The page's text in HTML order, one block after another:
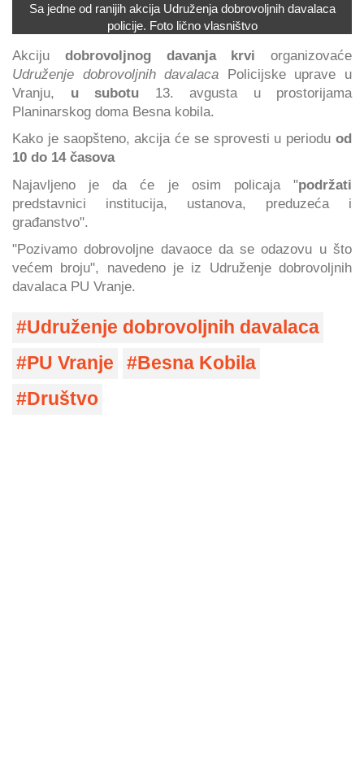
Sa jedne od ranijih akcija Udruženja dobrovoljnih davalaca
policije. Foto lično vlasništvo
Akciju dobrovoljnog davanja krvi organizovaće
Udruženje dobrovoljnih davalaca Policijske uprave u
Vranju, u subotu 13. avgusta u prostorijama
Planinarskog doma Besna kobila.
Kako je saopšteno, akcija će se sprovesti u periodu od
10 do 14 časova
Najavljeno je da će je osim policaja "podržati
predstavnici institucija, ustanova, preduzeća i
građanstvo".
"Pozivamo dobrovoljne davaoce da se odazovu u što
većem broju", navedeno je iz Udruženje dobrovoljnih
davalaca PU Vranje.
Udruženje dobrovoljnih davalaca
PU Vranje
Besna Kobila
Društvo